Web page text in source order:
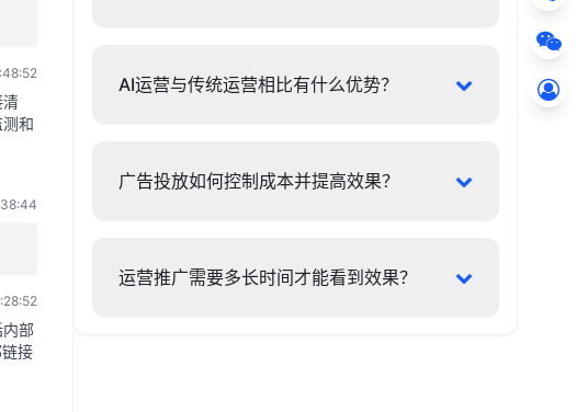
清
和
部
接
AI运营与传统运营相比有什么优势？
广告投放如何控制成本并提高效果？
运营推广需要多长时间才能看到效果？